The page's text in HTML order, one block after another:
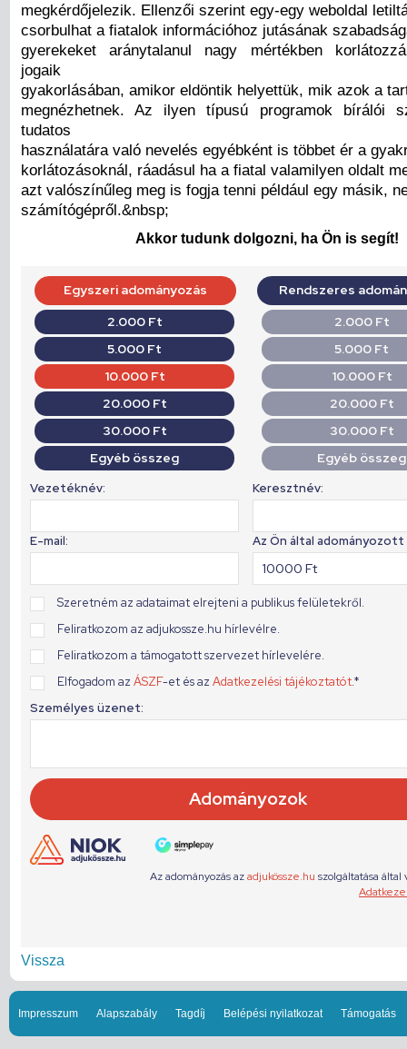
megkérdőjelezik. Ellenzői szerint egy-egy weboldal
csorbulhat a fiatalok információhoz jutásának
gyerekeket aránytalanul nagy mértékben
jogaik
gyakorlásában, amikor eldöntik helyettük, mik azok a
megnézhetnek. Az ilyen típusú programok bírálói
tudatos
használatára való nevelés egyébként is többet ér a
korlátozásoknál, ráadásul ha a fiatal valamilyen oldalt
azt valószínűleg meg is fogja tenni például egy másik,
számítógépről.&nbsp;
Akkor tudunk dolgozni, ha Ön is segít!
Vissza
Impresszum Alapszabály Tagdíj Belépési nyilatkozat Támogatás